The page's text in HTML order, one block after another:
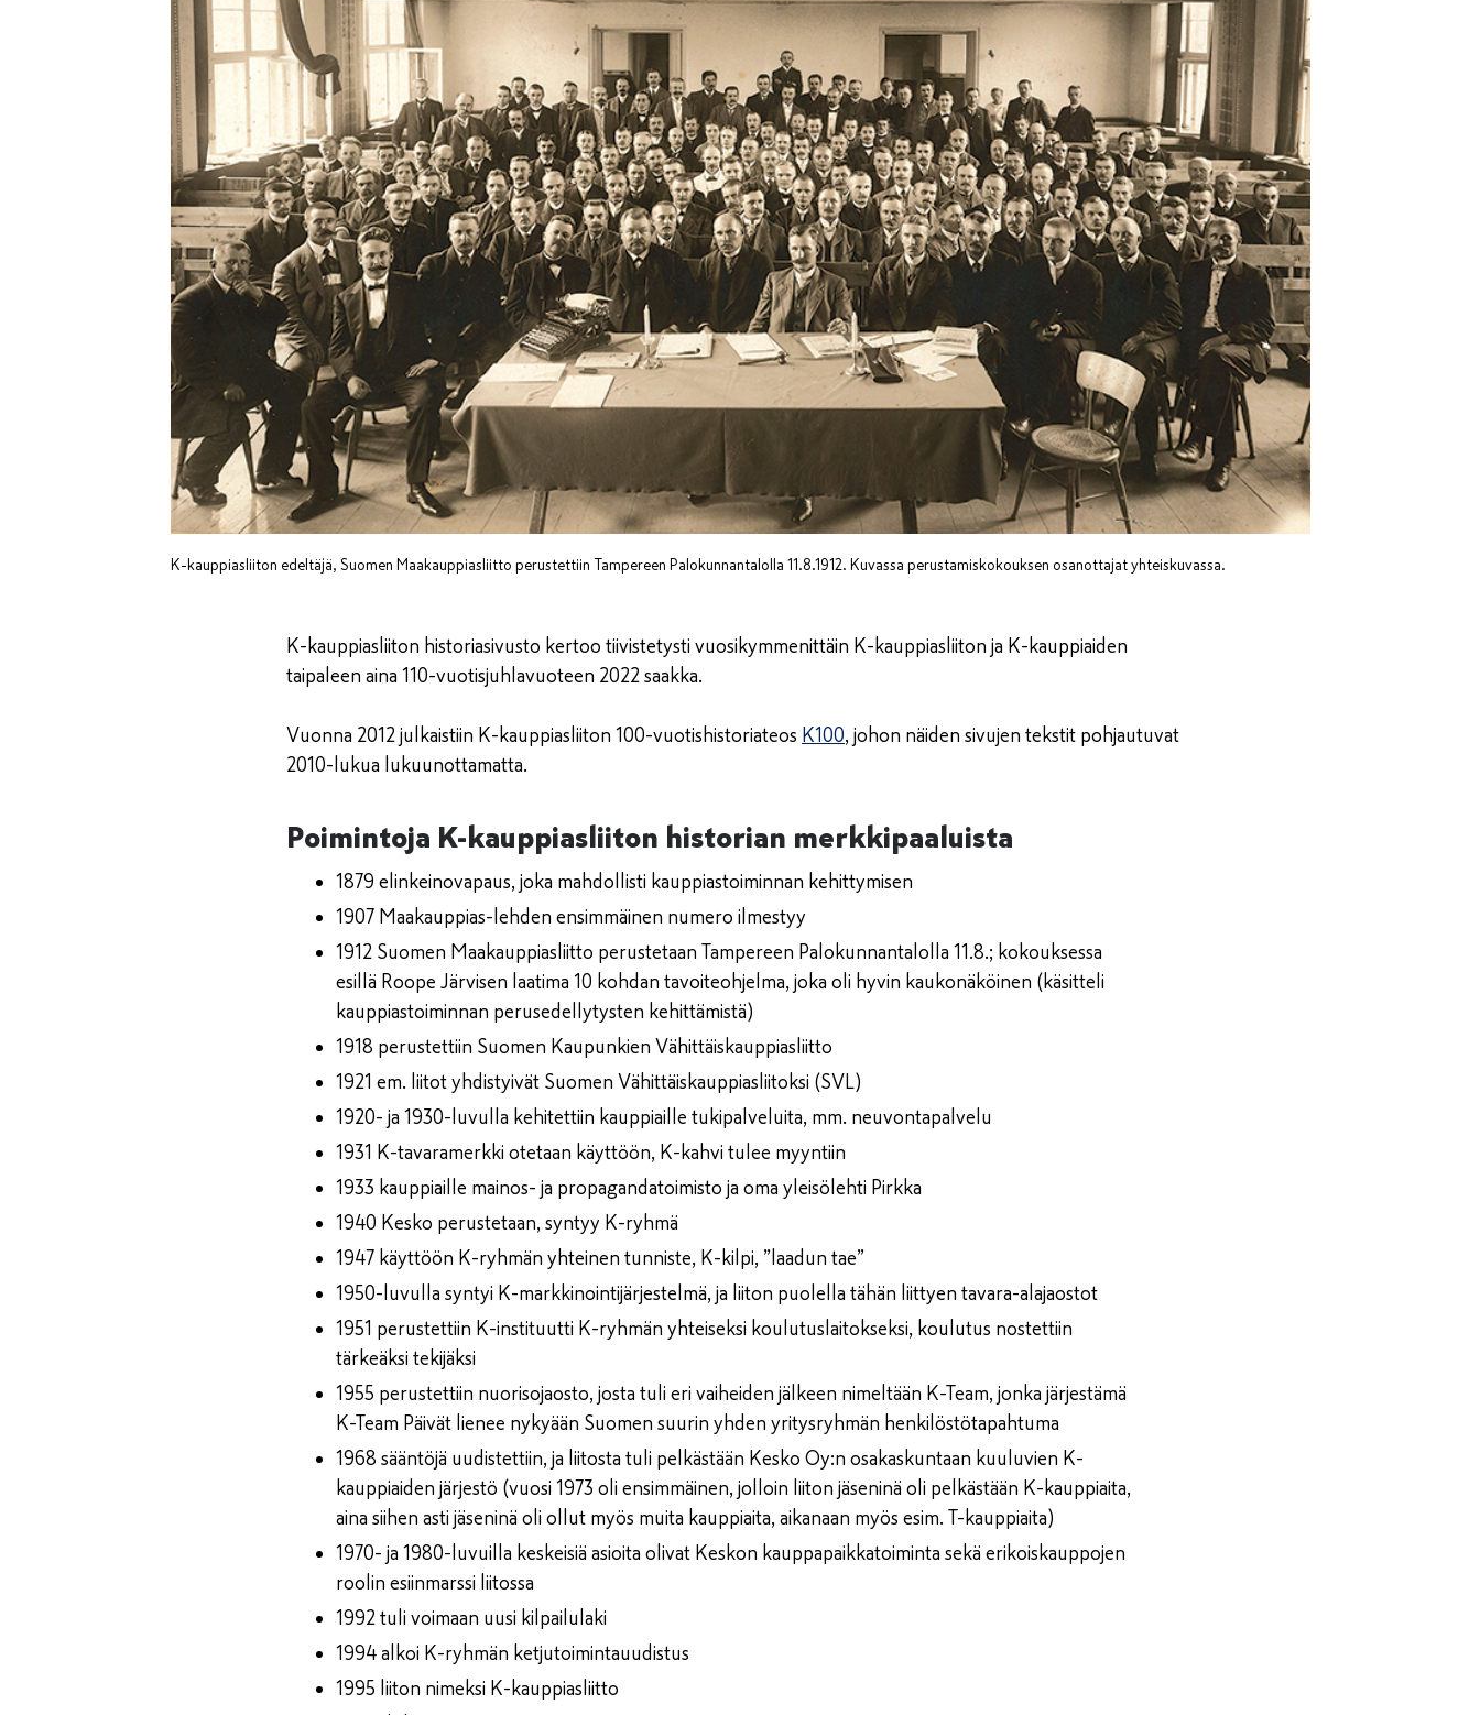
K-kauppiasliiton edeltäjä, Suomen Maakauppiasliitto perustettiin Tampereen Palokunnantalolla 11.8.1912. Kuvassa perustamiskokouksen osanottajat yhteiskuvassa.
K-kauppiasliiton historiasivusto kertoo tiivistetysti vuosikymmenittäin K-kauppiasliiton ja K-kauppiaiden
taipaleen aina 110-vuotisjuhlavuoteen 2022 saakka.
Vuonna 2012 julkaistiin K-kauppiasliiton 100-vuotishistoriateos K100, johon näiden sivujen tekstit pohjautuvat
2010-lukua lukuunottamatta.
Poimintoja K-kauppiasliiton historian merkkipaaluista
1879 elinkeinovapaus, joka mahdollisti kauppiastoiminnan kehittymisen
1907 Maakauppias-lehden ensimmäinen numero ilmestyy
1912 Suomen Maakauppiasliitto perustetaan Tampereen Palokunnantalolla 11.8.; kokouksessa
esillä Roope Järvisen laatima 10 kohdan tavoiteohjelma, joka oli hyvin kaukonäköinen (käsitteli
kauppiastoiminnan perusedellytysten kehittämistä)
1918 perustettiin Suomen Kaupunkien Vähittäiskauppiasliitto
1921 em. liitot yhdistyivät Suomen Vähittäiskauppiasliitoksi (SVL)
1920- ja 1930-luvulla kehitettiin kauppiaille tukipalveluita, mm. neuvontapalvelu
1931 K-tavaramerkki otetaan käyttöön, K-kahvi tulee myyntiin
1933 kauppiaille mainos- ja propagandatoimisto ja oma yleisölehti Pirkka
1940 Kesko perustetaan, syntyy K-ryhmä
1947 käyttöön K-ryhmän yhteinen tunniste, K-kilpi, ”laadun tae”
1950-luvulla syntyi K-markkinointijärjestelmä, ja liiton puolella tähän liittyen tavara-alajaostot
1951 perustettiin K-instituutti K-ryhmän yhteiseksi koulutuslaitokseksi, koulutus nostettiin
tärkeäksi tekijäksi
1955 perustettiin nuorisojaosto, josta tuli eri vaiheiden jälkeen nimeltään K-Team, jonka järjestämä
K-Team Päivät lienee nykyään Suomen suurin yhden yritysryhmän henkilöstötapahtuma
1968 sääntöjä uudistettiin, ja liitosta tuli pelkästään Kesko Oy:n osakaskuntaan kuuluvien K-
kauppiaiden järjestö (vuosi 1973 oli ensimmäinen, jolloin liiton jäseninä oli pelkästään K-kauppiaita,
aina siihen asti jäseninä oli ollut myös muita kauppiaita, aikanaan myös esim. T-kauppiaita)
1970- ja 1980-luvuilla keskeisiä asioita olivat Keskon kauppapaikkatoiminta sekä erikoiskauppojen
roolin esiinmarssi liitossa
1992 tuli voimaan uusi kilpailulaki
1994 alkoi K-ryhmän ketjutoimintauudistus
1995 liiton nimeksi K-kauppiasliitto